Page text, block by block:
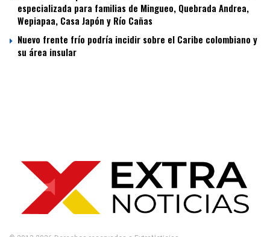
especializada para familias de Mingueo, Quebrada Andrea,
Wepiapaa, Casa Japón y Río Cañas
Nuevo frente frío podría incidir sobre el Caribe colombiano y
su área insular